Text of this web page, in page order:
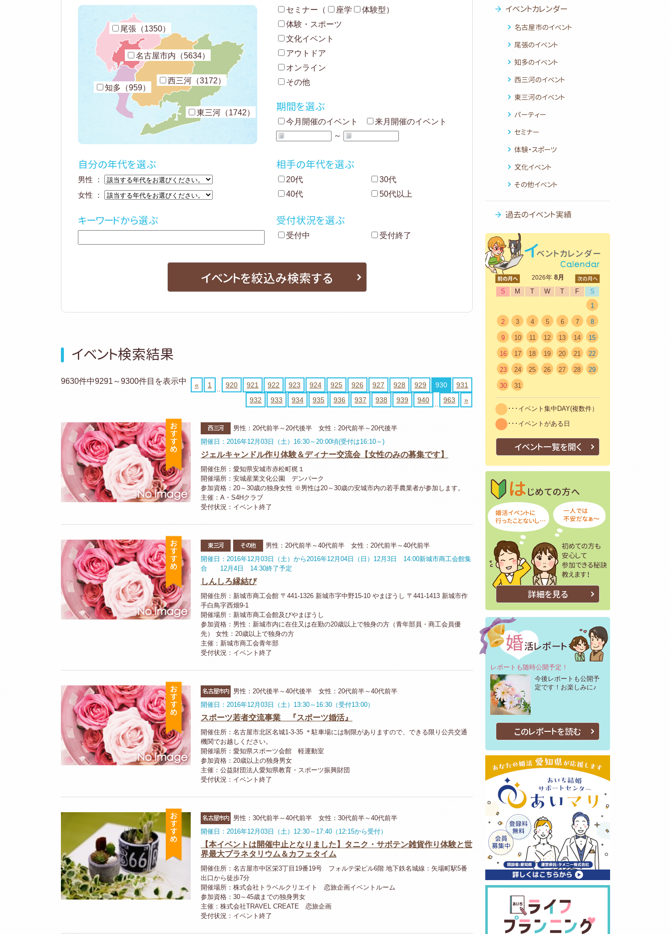
名古屋市内（5634）
尾張（1350）
知多（959）
西三河（3172）
東三河（1742）
セミナー （ 座学 体験型）
体験・スポーツ
文化イベント
アウトドア
オンライン
その他
期間を選ぶ
今月開催のイベント
来月開催のイベント
～
自分の年代を選ぶ
男性 ：
女性 ：
相手の年代を選ぶ
20代
30代
40代
50代以上
キーワードから選ぶ 受付状況を選ぶ
受付中 受付終了
イベントを絞込み検索する
イベント検索結果
9630件中9291～9300件目を表示中 « 1 920 921 922 923 924 925 926 927 928 929 930
931
932
933 934 935 936 937 938 939 940 963 »
おすすめ
西三河
男性：20代前半～20代後半 女性：20代前半～20代後半
開催日：2016年12月03日（土）16:30～20:00頃(受付は16:10～)
ジェルキャンドル作り体験＆ディナー交流会【女性のみの募集です】
開催住所：愛知県安城市赤松町梶１
開催場所：安城産業文化公園 デンパーク
参加資格：20～30歳の独身女性 ※男性は20～30歳の安城市内の若手農業者が参加します。
主催：A・S4Hクラブ
受付状況：イベント終了
おすすめ
東三河 その他
男性：20代前半～40代前半 女性：20代前半～40代前半
開催日：2016年12月03日（土）から2016年12月04日（日）12月3日 14:00新城市商工会館集
合 12月4日 14:30終了予定
しんしろ縁結び
開催住所：新城市商工会館 〒441-1326 新城市字中野15-10 やまぼうし 〒441-1413 新城市作
手白鳥字西畑9-1
開催場所：新城市商工会館及びやまぼうし
参加資格：男性：新城市内に在住又は在勤の20歳以上で独身の方（青年部員・商工会員優
先） 女性：20歳以上で独身の方
主催：新城市商工会青年部
受付状況：イベント終了
おすすめ
名古屋市内 男性：20代後半～40代後半 女性：20代前半～40代前半
開催日：2016年12月03日（土）13:30～16:30（受付13:00）
スポーツ若者交流事業 『スポーツ婚活』
開催住所：名古屋市北区名城1-3-35 ＊駐車場には制限がありますので、できる限り公共交通
機関でお越しください。
開催場所：愛知県スポーツ会館 軽運動室
参加資格：20歳以上の独身男女
主催：公益財団法人愛知県教育・スポーツ振興財団
受付状況：イベント終了
おすすめ
名古屋市内 男性：30代前半～40代前半 女性：30代前半～40代前半
開催日：2016年12月03日（土）12:30～17:40（12:15から受付）
【本イベントは開催中止となりました】タニク・サボテン雑貨作り体験と世
界最大プラネタリウム＆カフェタイム
開催住所：名古屋市中区栄3丁目19番19号 フォルテ栄ビル6階 地下鉄名城線：矢場町駅5番
出口から徒歩7分
開催場所：株式会社トラベルクリエイト 恋旅企画イベントルーム
参加資格：30～45歳までの独身男女
主催：株式会社TRAVEL CREATE 恋旅企画
受付状況：イベント終了
イベントカレンダー
名古屋市のイベント
尾張のイベント
知多のイベント
西三河のイベント
東三河のイベント
パーティー
セミナー
体験・スポーツ
文化イベント
その他イベント
過去のイベント実績
2026年 8月
S
M T W T F
S
1
2 3 4 5 6 7 8
9 10 11 12 13 14 15
16 17 18 19 20 21 22
23 24 25 26 27 28 29
30 31
･･･イベント集中DAY(複数件）
･･･イベントがある日
イベント一覧を開く
詳細を見る
レポートも随時公開予定！
今後レポートも公開予
定です！お楽しみに♪
このレポートを読む